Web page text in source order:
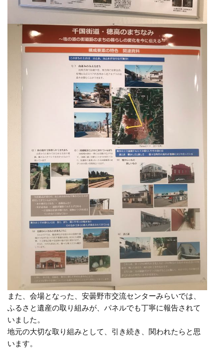
また、会場となった、安曇野市交流センターみらいでは、
ふるさと遺産の取り組みが、パネルでも丁寧に報告されて
いました。
地元の大切な取り組みとして、引き続き、関われたらと思
います。